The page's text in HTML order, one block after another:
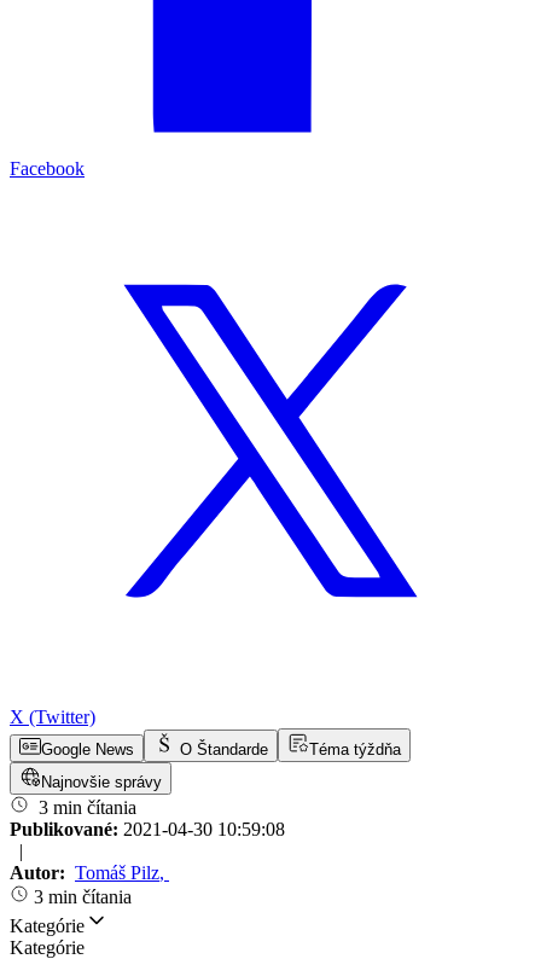
Facebook
X (Twitter)
Google News O Štandarde
Téma týždňa
Najnovšie správy
3 min čítania
Publikované: 2021-04-30 10:59:08
|
Autor: Tomáš Pilz,
3 min čítania
Kategórie
Kategórie